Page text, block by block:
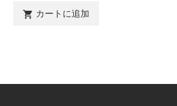
shopping_cart カートに追加